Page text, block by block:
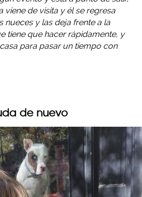
viene de visita y él se regresa
nueces y las deja frente a la
tiene que hacer rápidamente, y
para pasar un tiempo con
de nuevo